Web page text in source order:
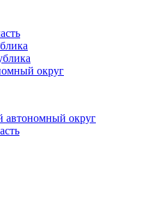
округ
автономный округ